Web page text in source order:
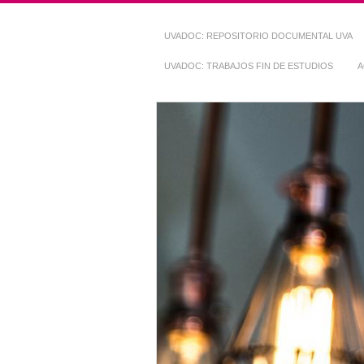
UVADOC: REPOSITORIO DOCUMENTAL UVA
UVADOC: TRABAJOS FIN DE ESTUDIOS
Repositorio
~ UVaDOC